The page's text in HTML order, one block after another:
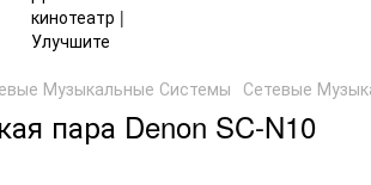
Музыкальные Системы Сетевые
пара Denon SC-N10